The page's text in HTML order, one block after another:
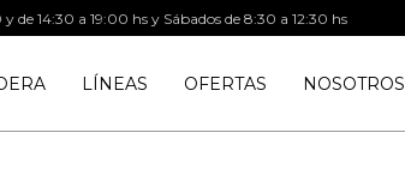
LÍNEAS OFERTAS NOSOTROS
de 14:30 a 19:00 hs y Sábados de 8:30 a 12:30 hs